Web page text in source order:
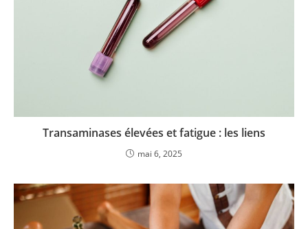
Transaminases élevées et fatigue : les liens
mai 6, 2025